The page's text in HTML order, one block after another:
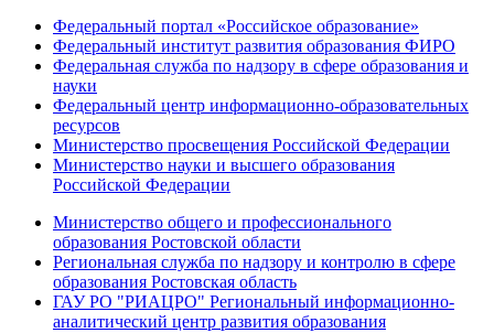
Федеральный портал «Российское образование»
Федеральный институт развития образования ФИРО
Федеральная служба по надзору в сфере образования и
науки
Федеральный центр информационно-образовательных
ресурсов
Министерство просвещения Российской Федерации
Министерство науки и высшего образования
Российской Федерации
Министерство общего и профессионального
образования Ростовской области
Региональная служба по надзору и контролю в сфере
образования Ростовская область
ГАУ РО "РИАЦРО" Региональный информационно-
аналитический центр развития образования